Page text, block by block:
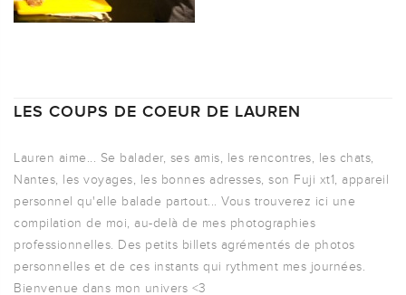
LES COUPS DE COEUR DE LAUREN
Lauren aime... Se balader, ses amis, les rencontres, les chats,
Nantes, les voyages, les bonnes adresses, son Fuji xt1, appareil
personnel qu'elle balade partout... Vous trouverez ici une
compilation de moi, au-delà de mes photographies
professionnelles. Des petits billets agrémentés de photos
personnelles et de ces instants qui rythment mes journées.
Bienvenue dans mon univers <3